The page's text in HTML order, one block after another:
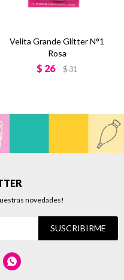
Velita Grande Glitter N°1
Rosa
$ 26 $31
novedades!
SUSCRIBIRME
